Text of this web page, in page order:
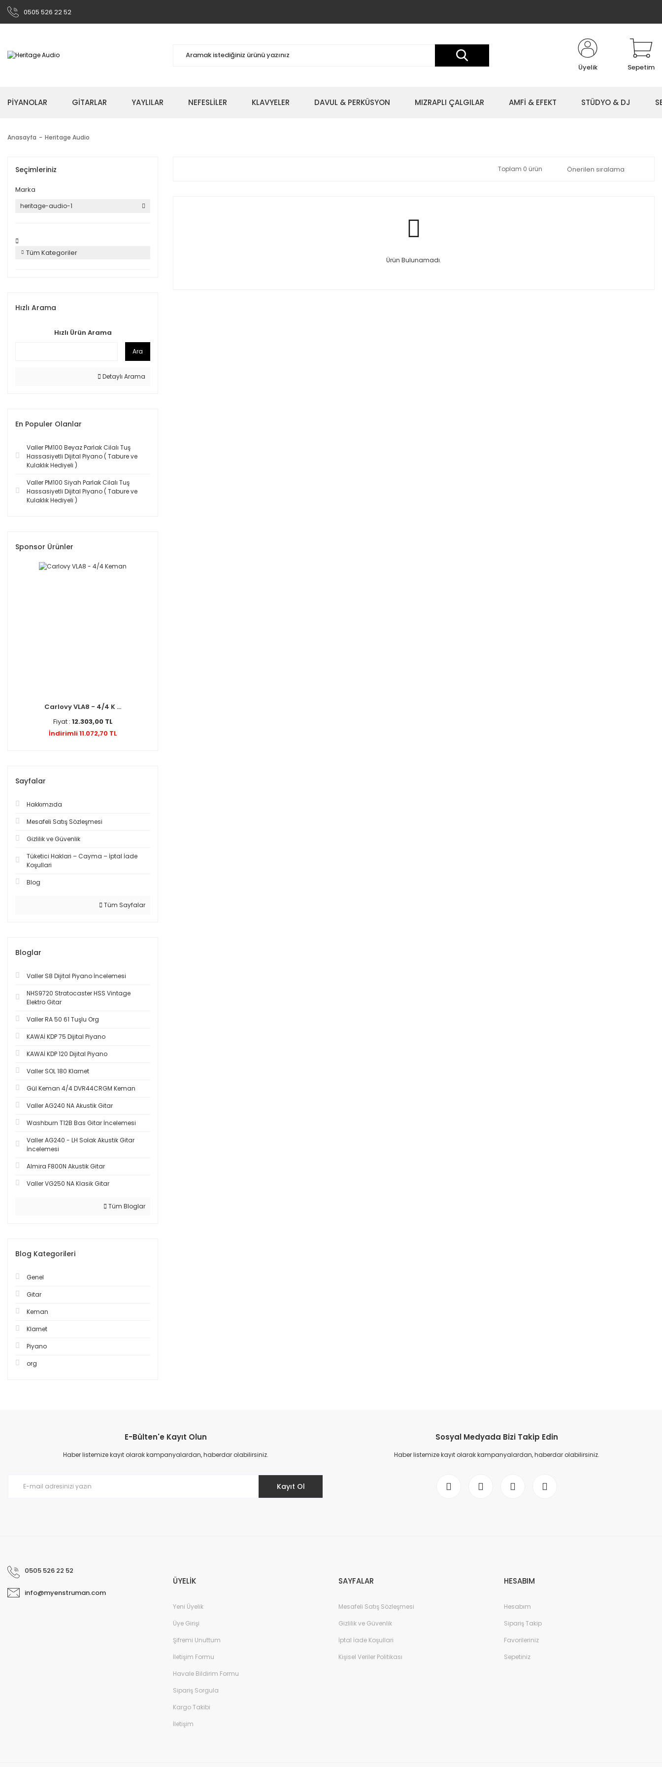
0505 526 22 52
Üyelik Sepetim
PİYANOLAR GİTARLAR YAYLILAR NEFESLİLER KLAVYELER DAVUL & PERKÜSYON MIZRAPLI ÇALGILAR AMFİ & EFEKT STÜDYO & DJ
Anasayfa Heritage Audio
Seçimleriniz
Marka
heritage-audio-1
Tüm Kategoriler
Hızlı Arama
Hızlı Ürün Arama
Ara
Detaylı Arama
En Populer Olanlar
Valler PM100 Beyaz Parlak Cilalı Tuş
Hassasiyetli Dijital Piyano ( Tabure ve
Kulaklık Hediyeli )
Valler PM100 Siyah Parlak Cilalı Tuş
Hassasiyetli Dijital Piyano ( Tabure ve
Kulaklık Hediyeli )
Sponsor Ürünler
Carlovy VLA8 - 4/4 K ...
Fiyat : 12.303,00 TL
İndirimli 11.072,70 TL
Sayfalar
Hakkımzıda
Mesafeli Satış Sözleşmesi
Gizlilik ve Güvenlik
Tüketici Haklari – Cayma – İptal İade
Koşullari
Blog
Tüm Sayfalar
Bloglar
Valler S8 Dijital Piyano İncelemesi
NHS9720 Stratocaster HSS Vintage
Elektro Gitar
Valler RA 50 61 Tuşlu Org
KAWAİ KDP 75 Dijital Piyano
KAWAİ KDP 120 Dijital Piyano
Valler SOL 180 Klarnet
Gül Keman 4/4 DVR44CRGM Keman
Valler AG240 NA Akustik Gitar
Washburn T12B Bas Gitar İncelemesi
Valler AG240 - LH Solak Akustik Gitar
İncelemesi
Almira F800N Akustik Gitar
Valler VG250 NA Klasik Gitar
Tüm Bloglar
Blog Kategorileri
Genel
Gitar
Keman
Klarnet
Piyano
org
Toplam 0 ürün
Ürün Bulunamadı.
E-Bülten'e Kayıt Olun
Haber listemize kayıt olarak kampanyalardan, haberdar olabilirsiniz.
Kayıt Ol
Sosyal Medyada Bizi Takip Edin
Haber listemize kayıt olarak kampanyalardan, haberdar olabilirsiniz.
0505 526 22 52
info@myenstruman.com
ÜYELİK
Yeni Üyelik
Üye Girişi
Şifremi Unuttum
İletişim Formu
Havale Bildirim Formu
Sipariş Sorgula
Kargo Takibi
İletişim
SAYFALAR
Mesafeli Satış Sözleşmesi
Gizlilik ve Güvenlik
İptal İade Koşullari
Kişisel Veriler Politikası
HESABIM
Hesabım
Sipariş Takip
Favorileriniz
Sepetiniz